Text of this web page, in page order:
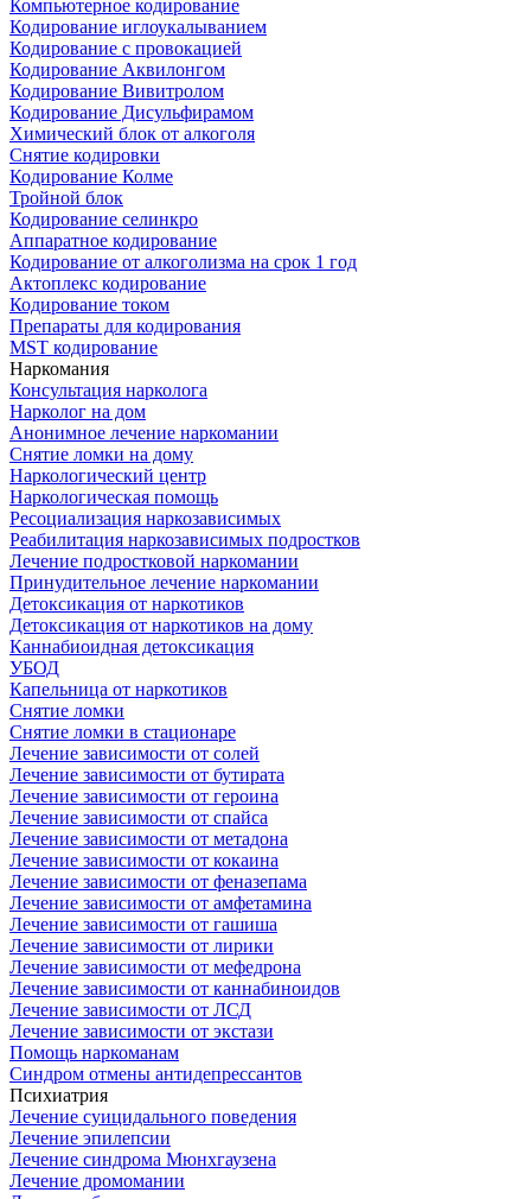
Компьютерное кодирование
Кодирование иглоукалыванием
Кодирование с провокацией
Кодирование Аквилонгом
Кодирование Вивитролом
Кодирование Дисульфирамом
Химический блок от алкоголя
Снятие кодировки
Кодирование Колме
Тройной блок
Кодирование селинкро
Аппаратное кодирование
Кодирование от алкоголизма на срок 1 год
Актоплекс кодирование
Кодирование током
Препараты для кодирования
MST кодирование
Наркомания
Консультация нарколога
Нарколог на дом
Анонимное лечение наркомании
Снятие ломки на дому
Наркологический центр
Наркологическая помощь
Ресоциализация наркозависимых
Реабилитация наркозависимых подростков
Лечение подростковой наркомании
Принудительное лечение наркомании
Детоксикация от наркотиков
Детоксикация от наркотиков на дому
Каннабиоидная детоксикация
УБОД
Капельница от наркотиков
Снятие ломки
Снятие ломки в стационаре
Лечение зависимости от солей
Лечение зависимости от бутирата
Лечение зависимости от героина
Лечение зависимости от спайса
Лечение зависимости от метадона
Лечение зависимости от кокаина
Лечение зависимости от феназепама
Лечение зависимости от амфетамина
Лечение зависимости от гашиша
Лечение зависимости от лирики
Лечение зависимости от мефедрона
Лечение зависимости от каннабиноидов
Лечение зависимости от ЛСД
Лечение зависимости от экстази
Помощь наркоманам
Синдром отмены антидепрессантов
Психиатрия
Лечение суицидального поведения
Лечение эпилепсии
Лечение синдрома Мюнхгаузена
Лечение дромомании